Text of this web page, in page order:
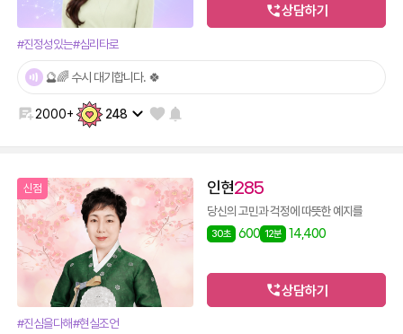
상담하기
#진정성있는#심리타로
🔮🌈 수시 대기합니다. 🍀
2000+ 248
신점 인현285
당신의 고민과 걱정에 따뜻한 예지를
30초 600 12분 14,400
상담하기
#진심을다해#현실조언